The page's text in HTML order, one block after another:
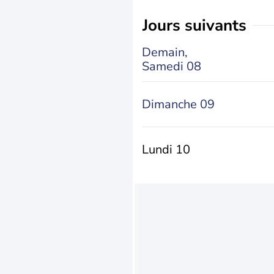
jours suivants
Demain,
Samedi 08
Dimanche 09
Lundi 10